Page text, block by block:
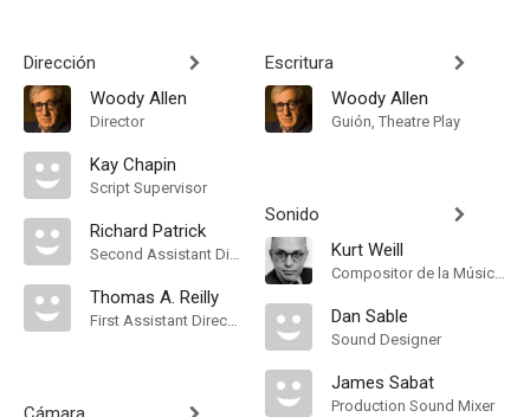
Dirección
Woody Allen
Director
Kay Chapin
Script Supervisor
Richard Patrick
Second Assistant Director
Thomas A. Reilly
First Assistant Director
Escritura
Woody Allen
Guión, Theatre Play
Sonido
Kurt Weill
Compositor de la Música Original
Dan Sable
Sound Designer
James Sabat
Production Sound Mixer